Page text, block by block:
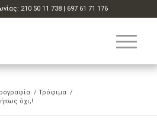
210 50 11 738 | 697 61 71 176
/ Τρόφιμα /
όχι;!